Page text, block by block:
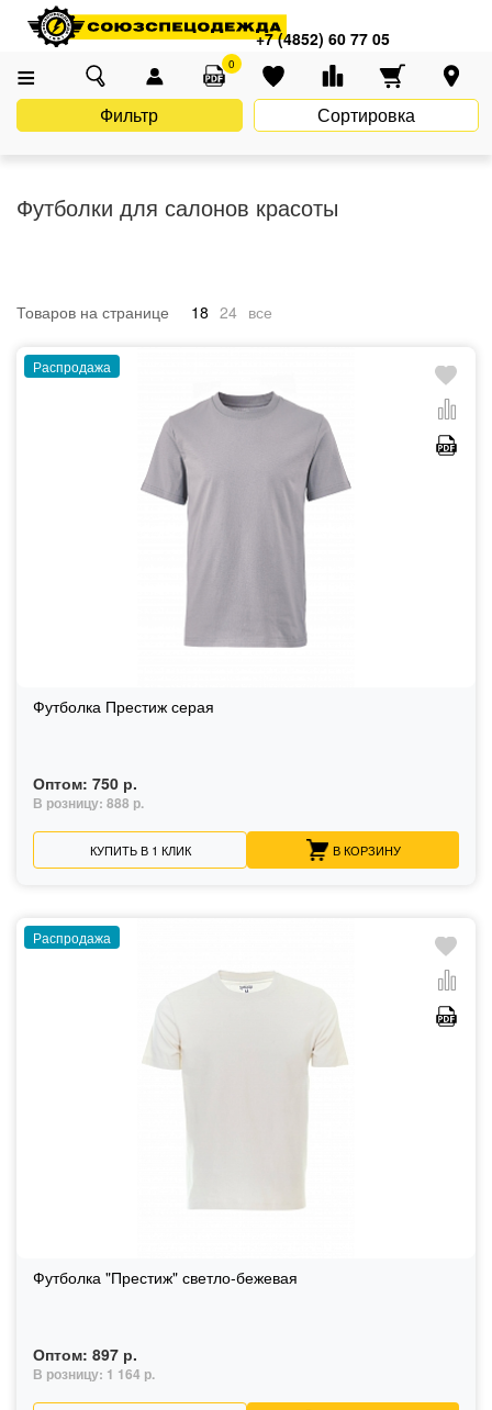
+7 (4852) 60 77 05
0
Главная Каталог Спецодежда
Одежда для салонов красоты
Футболки для салонов красоты
Фильтр Сортировка
Товаров на странице 18 24 все
Распродажа
Футболка Престиж серая
Оптом: 750 р.
В розницу: 888 р.
КУПИТЬ В 1 КЛИК В КОРЗИНУ
Распродажа
Футболка "Престиж" светло-бежевая
Оптом: 897 р.
В розницу: 1 164 р.